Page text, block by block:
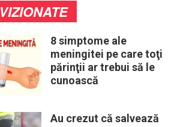
8 simptome ale
meningitei pe care toţi
părinţii ar trebui să le
cunoască
Au crezut că salvează